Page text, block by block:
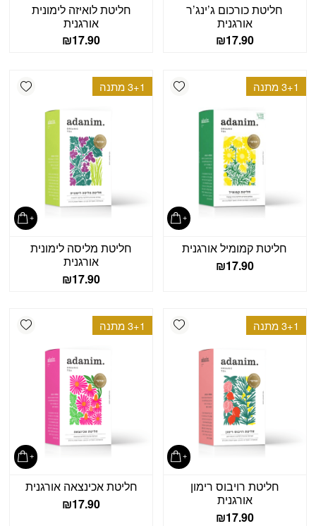
חליטת כורכום ג’ינג’ר
אורגנית
₪17.90
חליטת לואיזה לימונית
אורגנית
₪17.90
Add wishlist 3+1 מתנה
חליטת קמומיל אורגנית
₪17.90
3+1 מתנה
חליטת מליסה לימונית
אורגנית
₪17.90
Add wishlist 3+1 מתנה
חליטת רויבוס רימון
אורגנית
₪17.90
3+1 מתנה
חליטת אכינצאה אורגנית
₪17.90